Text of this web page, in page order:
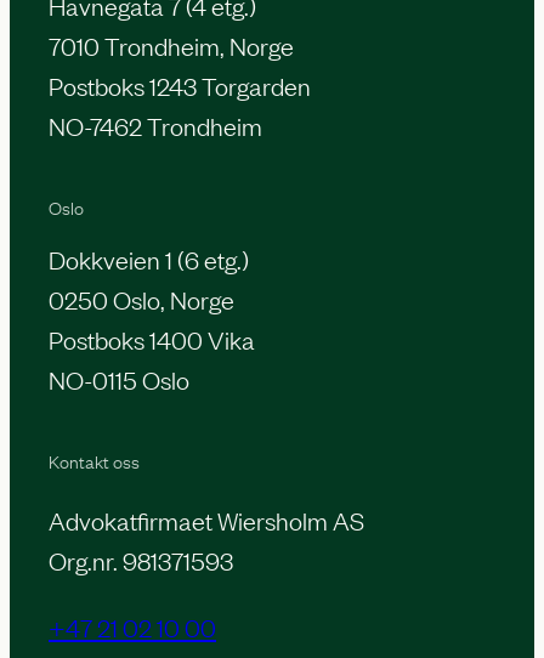
Kontakt oss
Advokatfirmaet Wiersholm AS
Org.nr. 981371593
+47 21 02 10 00
Oslo
Dokkveien 1 (6 etg.)
0250 Oslo, Norge
Postboks 1400 Vika
NO-0115 Oslo
7010 Trondheim, Norge
Postboks 1243 Torgarden
NO-7462 Trondheim